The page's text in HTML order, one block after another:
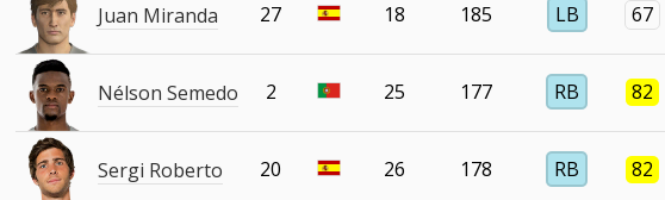
Juan Miranda 27 18 185 LB 67
Nélson Semedo 2 25 177 RB 82
Sergi Roberto 20 26 178 RB 82